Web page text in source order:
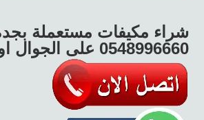
شراء مكيفات مستعملة
0548996660 على الجوال او واتساب